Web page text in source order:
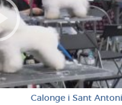
Calonge i Sant Antoni